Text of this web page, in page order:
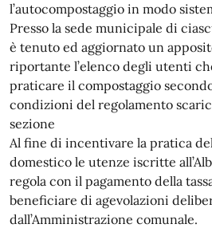
l’autocompostaggio in modo
Presso la sede municipale di
è tenuto ed aggiornato un
riportante l’elenco degli utenti
praticare il compostaggio
condizioni del regolamento
sezione
Al fine di incentivare la pratica
domestico le utenze iscritte
regola con il pagamento della
beneficiare di agevolazioni
dall’Amministrazione comunale.